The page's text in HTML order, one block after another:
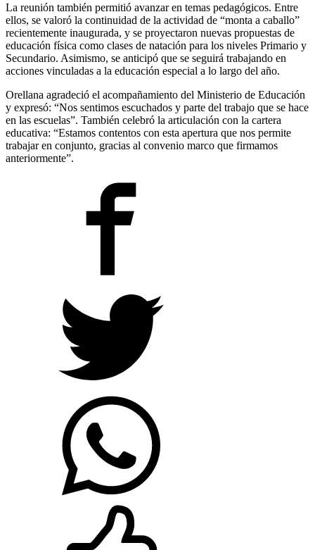
La reunión también permitió avanzar en temas pedagógicos. Entre
ellos, se valoró la continuidad de la actividad de “monta a caballo”
recientemente inaugurada, y se proyectaron nuevas propuestas de
educación física como clases de natación para los niveles Primario y
Secundario. Asimismo, se anticipó que se seguirá trabajando en
acciones vinculadas a la educación especial a lo largo del año.
Orellana agradeció el acompañamiento del Ministerio de Educación
y expresó: “Nos sentimos escuchados y parte del trabajo que se hace
en las escuelas”. También celebró la articulación con la cartera
educativa: “Estamos contentos con esta apertura que nos permite
trabajar en conjunto, gracias al convenio marco que firmamos
anteriormente”.